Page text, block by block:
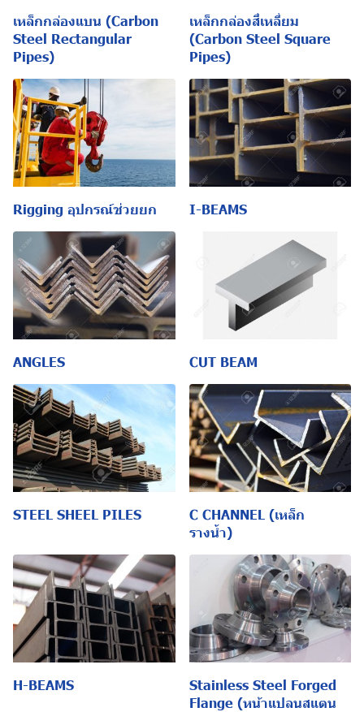
เหล็กกล่องแบน (Carbon
Steel Rectangular
Pipes)
เหล็กกล่องสี่เหลี่ยม
(Carbon Steel Square
Pipes)
Rigging อุปกรณ์ช่วยยก I-BEAMS
ANGLES CUT BEAM
STEEL SHEEL PILES
C CHANNEL (เหล็ก
รางน้ำ)
H-BEAMS
Stainless Steel Forged
Flange (หน้าแปลนสแตน